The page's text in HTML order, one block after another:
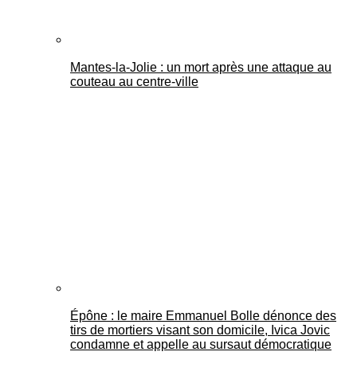
Mantes-la-Jolie : un mort après une attaque au
couteau au centre-ville
Épône : le maire Emmanuel Bolle dénonce des
tirs de mortiers visant son domicile, Ivica Jovic
condamne et appelle au sursaut démocratique